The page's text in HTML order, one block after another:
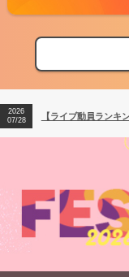
【ライブ動員ランキ
【フェス特集2026】
2026
07/28
【ライブ動員ランキ